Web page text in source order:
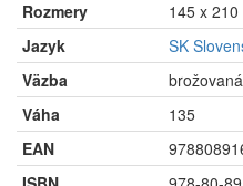
Rozmery
145 x 210
Jazyk
SK
Väzba
brožovaná
Váha
135
EAN